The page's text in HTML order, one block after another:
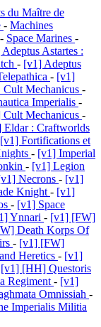
du Maître de
- Machines
- Space Marines -
Astartes :
- [v1] Adeptus
- [v1]
Cult Mechanicus -
Imperialis -
Cult Mechanicus -
Eldar : Craftworlds
[v1] Fortifications et
- [v1] Imperial
- [v1] Legion
Necrons - [v1]
Knight - [v1]
- [v1] Space
Ynnari - [v1] [FW]
Death Korps Of
- [v1] [FW]
Heretics - [v1]
[v1] [HH] Questoris
Regiment - [v1]
Omnissiah -
Imperialis Militia